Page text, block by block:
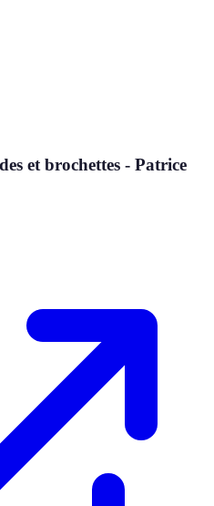
et brochettes - Patrice